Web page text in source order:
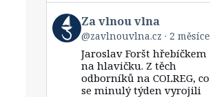
Bluesky
View
post
by
Za vlnou vlna
@zavlnouvlna.cz 2 měsíce
Jaroslav Foršt hřebíčkem
na hlavičku. Z těch
odborníků na COLREG, co
se minulý týden vyrojili